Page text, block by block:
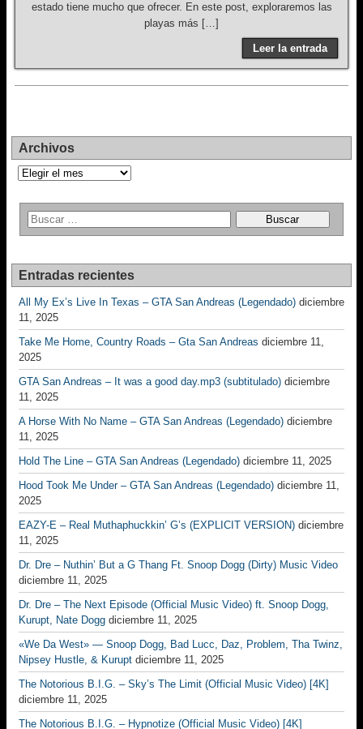
estado tiene mucho que ofrecer. En este post, exploraremos las
playas más […]
Leer la entrada
Archivos
Archivos
Entradas recientes
All My Ex’s Live In Texas – GTA San Andreas (Legendado) diciembre
11, 2025
Take Me Home, Country Roads – Gta San Andreas diciembre 11,
2025
GTA San Andreas – It was a good day.mp3 (subtitulado) diciembre
11, 2025
A Horse With No Name – GTA San Andreas (Legendado) diciembre
11, 2025
Hold The Line – GTA San Andreas (Legendado) diciembre 11, 2025
Hood Took Me Under – GTA San Andreas (Legendado) diciembre 11,
2025
EAZY-E – Real Muthaphuckkin’ G’s (EXPLICIT VERSION) diciembre
11, 2025
Dr. Dre – Nuthin’ But a G Thang Ft. Snoop Dogg (Dirty) Music Video
diciembre 11, 2025
Dr. Dre – The Next Episode (Official Music Video) ft. Snoop Dogg,
Kurupt, Nate Dogg diciembre 11, 2025
«We Da West» — Snoop Dogg, Bad Lucc, Daz, Problem, Tha Twinz,
Nipsey Hustle, & Kurupt diciembre 11, 2025
The Notorious B.I.G. – Sky’s The Limit (Official Music Video) [4K]
diciembre 11, 2025
The Notorious B.I.G. – Hypnotize (Official Music Video) [4K]